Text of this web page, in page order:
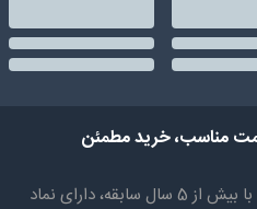
مناسب، خرید مطمئن
با بیش از 5 سال سابقه، دارای نماد